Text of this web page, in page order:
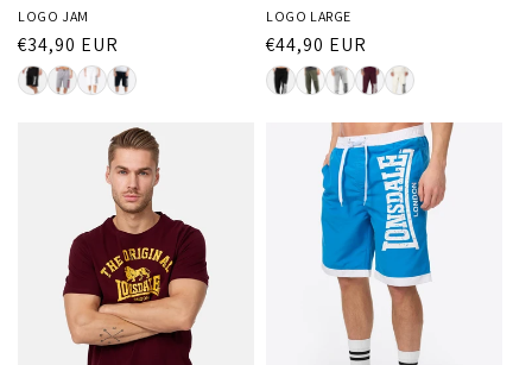
LOGO JAM
Normaler
Preis
€34,90 EUR
LOGO LARGE
Normaler
Preis
€44,90 EUR